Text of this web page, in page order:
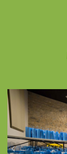
Previous